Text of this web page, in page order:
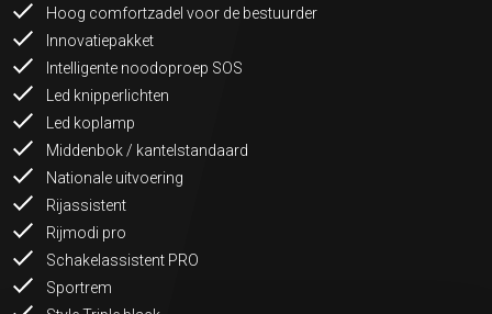
Hoog comfortzadel voor de bestuurder
Innovatiepakket
Intelligente noodoproep SOS
Led knipperlichten
Led koplamp
Middenbok / kantelstandaard
Nationale uitvoering
Rijassistent
Rijmodi pro
Schakelassistent PRO
Sportrem